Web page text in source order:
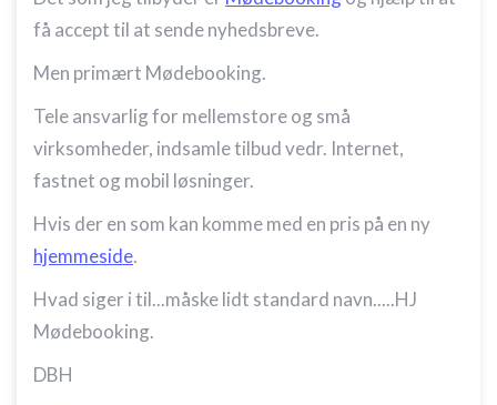
få accept til at sende nyhedsbreve.
Men primært Mødebooking.
Tele ansvarlig for mellemstore og små
virksomheder, indsamle tilbud vedr. Internet,
fastnet og mobil løsninger.
Hvis der en som kan komme med en pris på en ny
hjemmeside.
Hvad siger i til...måske lidt standard navn.....HJ
Mødebooking.
DBH